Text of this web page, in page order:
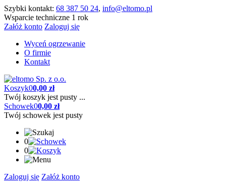
Szybki kontakt: 68 387 50 24, info@eltomo.pl
Wsparcie techniczne 1 rok
Załóż konto Zaloguj się
Wyceń ogrzewanie
O firmie
Kontakt
Koszyk00,00 zł
Twój koszyk jest pusty ...
Schowek00,00 zł
Twój schowek jest pusty
0
0
Zaloguj się Załóż konto